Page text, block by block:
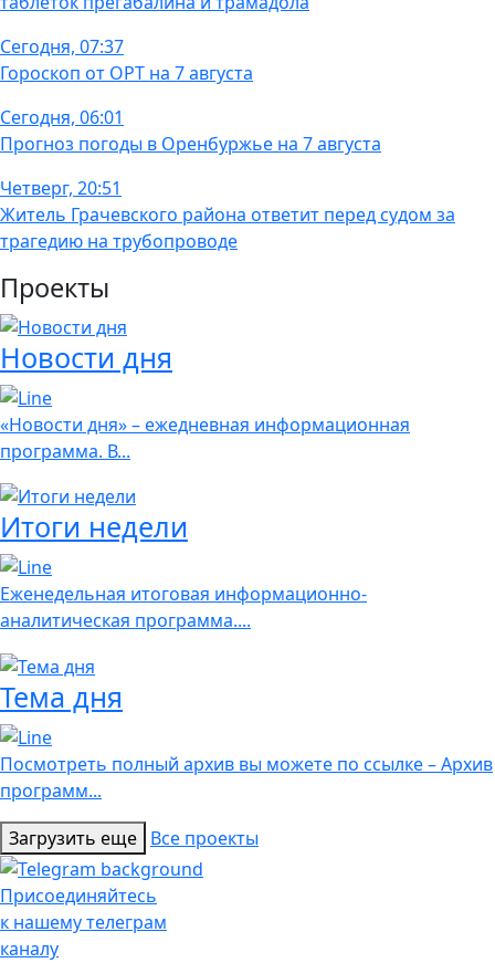
Сегодня, 07:37
Гороскоп от ОРТ на 7 августа
Сегодня, 06:01
Прогноз погоды в Оренбуржье на 7 августа
Четверг, 20:51
Житель Грачевского района ответит перед судом за
трагедию на трубопроводе
Проекты
Новости дня
«Новости дня» – ежедневная информационная
программа. В...
Итоги недели
Еженедельная итоговая информационно-
аналитическая программа....
Тема дня
Посмотреть полный архив вы можете по ссылке – Архив
программ...
Загрузить еще Все проекты
Присоединяйтесь
к нашему телеграм
каналу